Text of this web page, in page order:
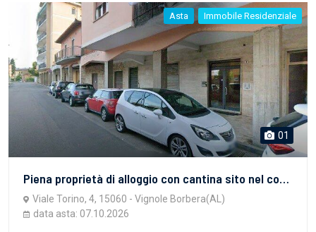
Asta Immobile Residenziale
01
Piena proprietà di alloggio con cantina sito nel comune di Vignole Borbera (AL), Viale Torino n. 4.
Viale Torino, 4, 15060 - Vignole Borbera(AL)
data asta: 07.10.2026